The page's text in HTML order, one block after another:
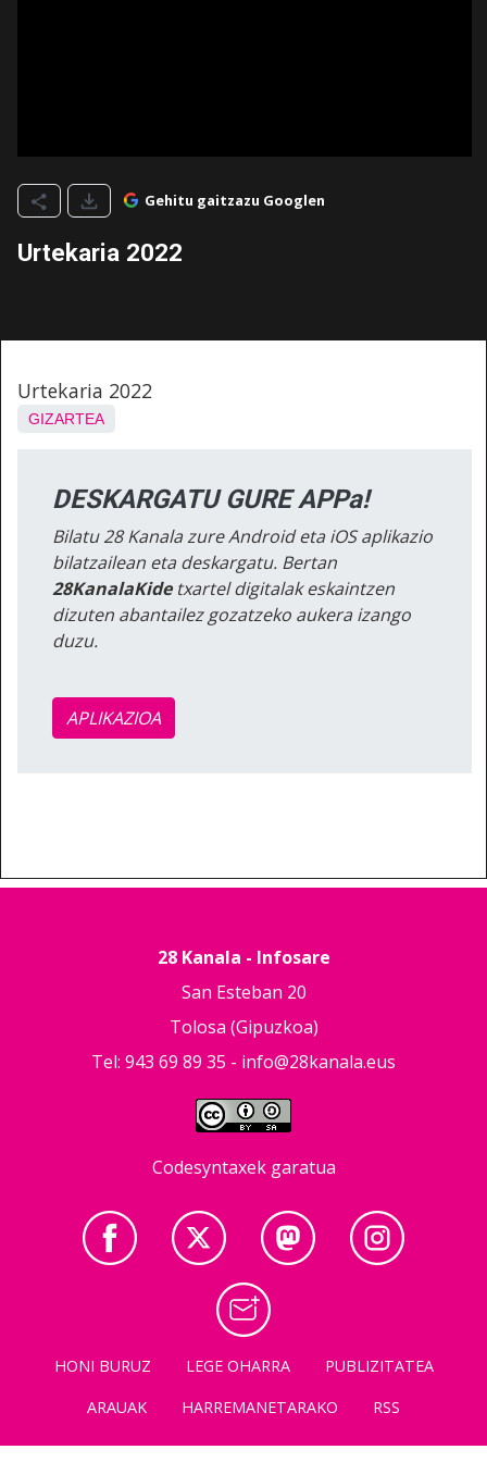
Gehitu gaitzazu Googlen
Urtekaria 2022
Urtekaria 2022
GIZARTEA
DESKARGATU GURE APPa!
Bilatu 28 Kanala zure Android eta iOS aplikazio
bilatzailean eta deskargatu. Bertan
28KanalaKidetxartel digitalak eskaintzen
dizuten abantailez gozatzeko aukera izango
duzu.
APLIKAZIOA
28 Kanala - Infosare
San Esteban 20
Tolosa (Gipuzkoa)
Tel: 943 69 89 35 - info@28kanala.eus
Codesyntaxek garatua
HONI BURUZ LEGE OHARRA
PUBLIZITATEA
ARAUAK
HARREMANETARAKO RSS